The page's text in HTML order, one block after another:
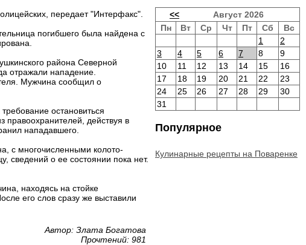
передает "Интерфакс".
погибшего была найдена с
района Северной
отражали нападение.
Мужчина сообщил о
остановиться
правоохранителей, действуя в
нападавшего.
с многочисленными колото-
сведений о ее состоянии пока нет.
находясь на стойке
его слов сразу же выставили
Автор: Злата Богатова
Прочтений: 981
<<
Август 2026
Пн
Вт Ср Чт Пт Сб
Вс
1
2
3
4 5 6 7 8
9
10
11 12 13 14 15
16
17
18 19 20 21 22
23
24
25 26 27 28 29
30
31
Популярное
Кулинарные рецепты на Поваренке